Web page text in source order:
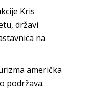
Kris
državi
na
američka
podržava.